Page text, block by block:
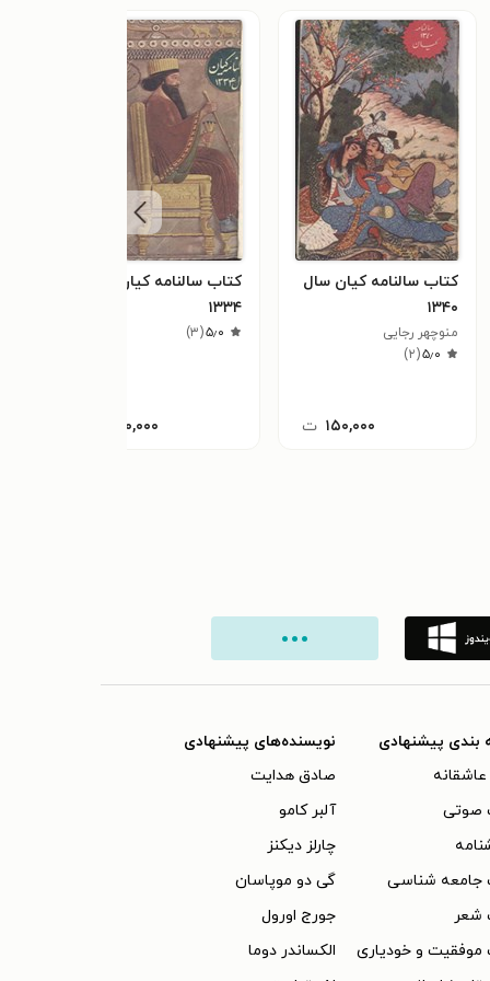
کتاب سالنامه کیان سال
۱۳۴۰
منوچهر رجایی
۵٫۰(۲)
۱۵۰,۰۰۰ ت
کتاب سالنامه کیان سال
۱۳۳۴
۵٫۰(۳)
۲۰۰,۰۰۰
بندی پیشنهادی
صوتی
جامعه شناسی
شعر
موفقیت و خودیاری
نویسنده‌های پیشنهادی
صادق هدایت
آلبر کامو
چارلز دیکنز
گی دو موپاسان
جورج اورول
الکساندر دوما